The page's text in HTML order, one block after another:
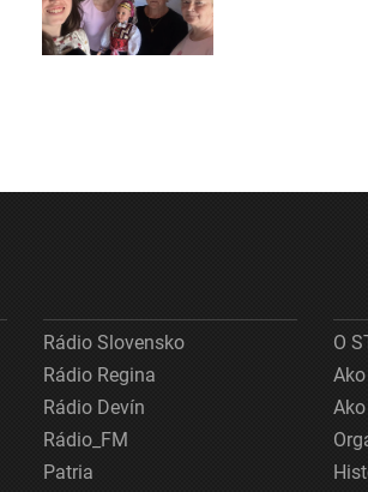
Rádio Slovensko
Rádio Regina
Rádio Devín
Rádio_FM
Patria
O